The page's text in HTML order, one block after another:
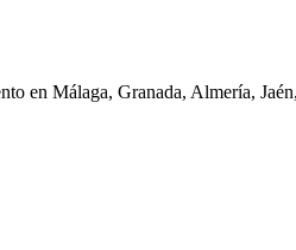
en Málaga, Granada, Almería,